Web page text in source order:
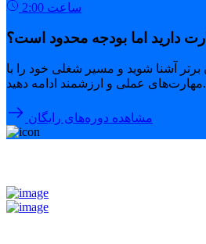
2:00 ساعت
دارید اما بودجه محدود است؟
برتر آشنا شوید و مسیر شغلی خود را با
مهارت‌های عملی و ارزشمند ادامه دهید.
مشاهده دوره‌های رایگان